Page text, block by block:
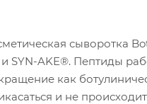
сыворотка
SYN-AKE®. Пептиды
как
и не